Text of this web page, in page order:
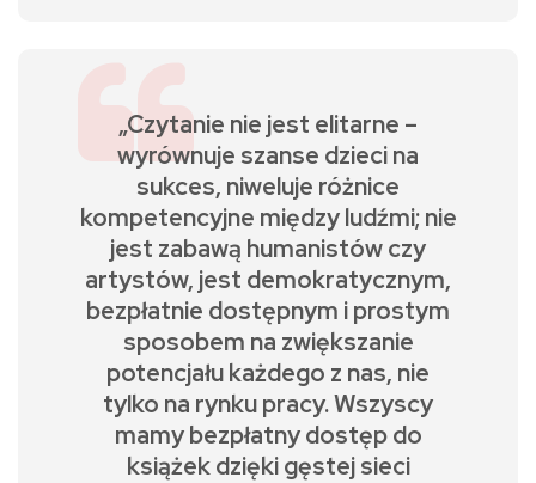
„Czytanie nie jest elitarne –
wyrównuje szanse dzieci na
sukces, niweluje różnice
kompetencyjne między ludźmi; nie
jest zabawą humanistów czy
artystów, jest demokratycznym,
bezpłatnie dostępnym i prostym
sposobem na zwiększanie
potencjału każdego z nas, nie
tylko na rynku pracy. Wszyscy
mamy bezpłatny dostęp do
książek dzięki gęstej sieci